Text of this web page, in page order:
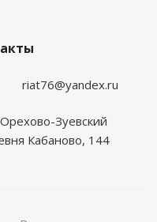
riat76@yandex.ru
Зуевский
Кабаново, 144